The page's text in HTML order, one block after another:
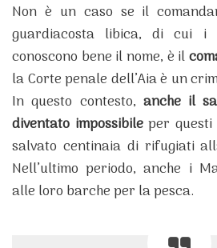
Non è un caso se il
guardiacosta libica, di cui i
conoscono bene il nome, è il
la Corte penale dell’Aia è un
In questo contesto, anche il
diventato impossibileper
salvato centinaia di rifugiati
Nell’ultimo periodo, anche i
alle loro barche per la pesca.